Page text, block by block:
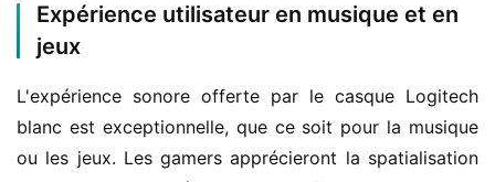
Expérience utilisateur en musique et en
jeux
L'expérience sonore offerte par le casque Logitech
blanc est exceptionnelle, que ce soit pour la musique
ou les jeux. Les gamers apprécieront la spatialisation